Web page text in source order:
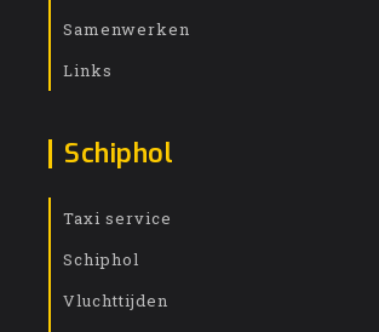
Samenwerken
Links
Schiphol
Taxi service
Schiphol
Vluchttijden